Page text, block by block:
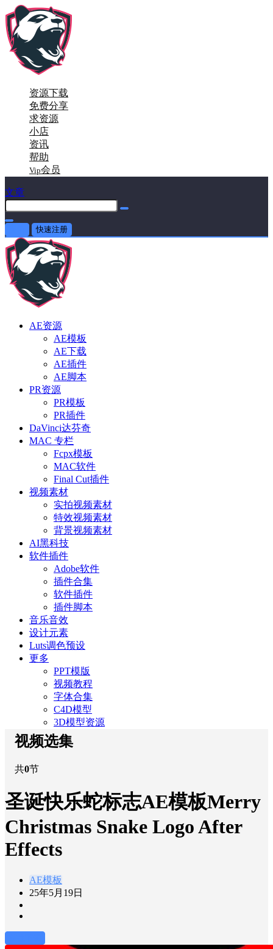
资源下载
免费分享
求资源
小店
资讯
帮助
Vip会员
文章
快速注册
AE资源
AE模板
AE下载
AE插件
AE脚本
PR资源
PR模板
PR插件
DaVinci达芬奇
MAC 专栏
Fcpx模板
MAC软件
Final Cut插件
视频素材
实拍视频素材
特效视频素材
背景视频素材
AI黑科技
软件插件
Adobe软件
插件合集
软件插件
插件脚本
音乐音效
设计元素
Luts调色预设
更多
PPT模版
视频教程
字体合集
C4D模型
3D模型资源
视频选集
共0节
圣诞快乐蛇标志AE模板Merry
Christmas Snake Logo After
Effects
AE模板
25年5月19日